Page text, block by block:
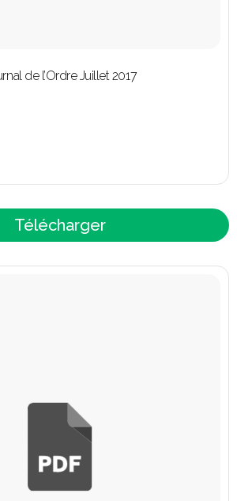
de l’Ordre Juillet 2017
Télécharger